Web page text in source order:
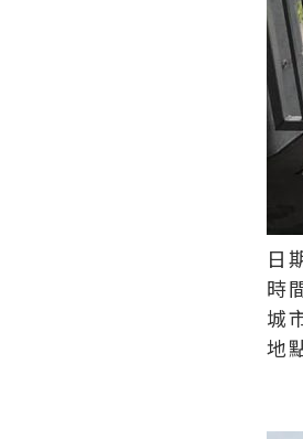
日
時
城
地